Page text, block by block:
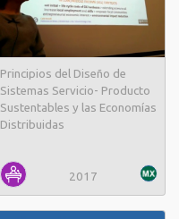
Principios del Diseño de
Sistemas Servicio- Producto
Sustentables y las Economías
Distribuidas
2017